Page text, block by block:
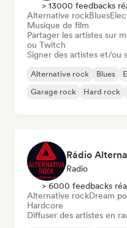
> 13000 feedbacks
Alternative rockBlues
Musique de film
Partager les artistes sur
ou Twitch
Signer des artistes et/ou
Alternative rock Blues
Garage rock
Hard rock
Rádio
Radio
> 6000 feedbacks
Alternative rockDream
Hardcore
Diffuser des artistes en